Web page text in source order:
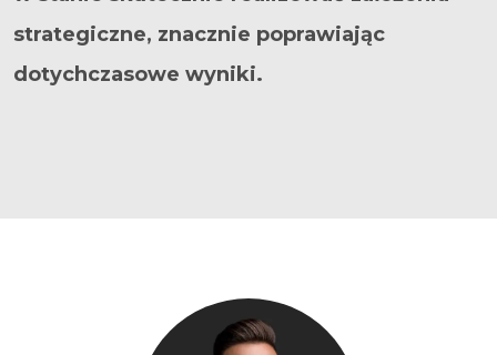
strategiczne, znacznie poprawiając
dotychczasowe wyniki.